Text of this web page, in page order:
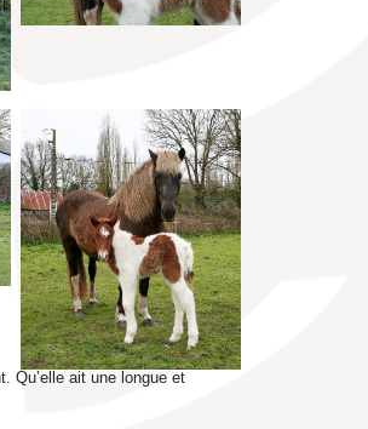
Qu’elle ait une longue et